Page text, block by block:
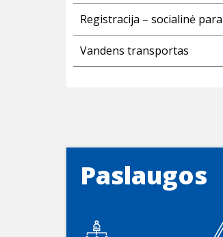
Registracija – socialinė
Vandens transportas
Paslaugos